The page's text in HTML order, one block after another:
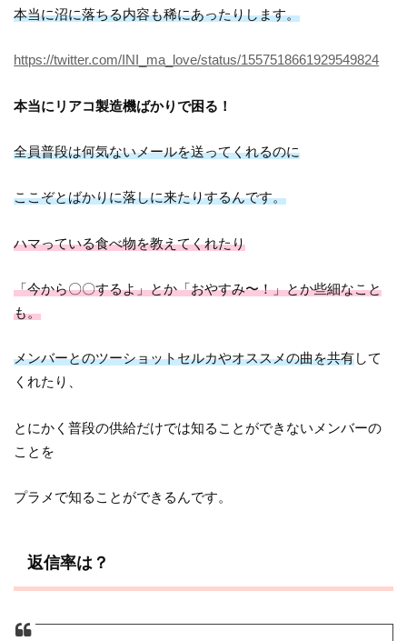
本当に沼に落ちる内容も稀にあったりします。
https://twitter.com/INI_ma_love/status/1557518661929549824
本当にリアコ製造機ばかりで困る！
全員普段は何気ないメールを送ってくれるのに
ここぞとばかりに落しに来たりするんです。
ハマっている食べ物を教えてくれたり
「今から〇〇するよ」とか「おやすみ〜！」とか些細なこと
も。
メンバーとのツーショットセルカやオススメの曲を共有して
くれたり、
とにかく普段の供給だけでは知ることができないメンバーの
ことを
プラメで知ることができるんです。
返信率は？